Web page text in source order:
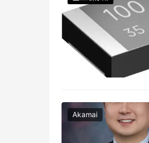
本文来源于DOIT传
Akamai